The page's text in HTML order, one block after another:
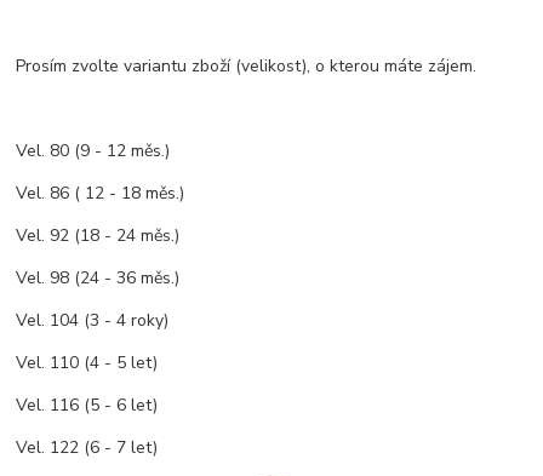
Prosím zvolte variantu zboží (velikost), o kterou máte zájem.
Vel. 80 (9 - 12 měs.)
Vel. 86 ( 12 - 18 měs.)
Vel. 92 (18 - 24 měs.)
Vel. 98 (24 - 36 měs.)
Vel. 104 (3 - 4 roky)
Vel. 110 (4 - 5 let)
Vel. 116 (5 - 6 let)
Vel. 122 (6 - 7 let)